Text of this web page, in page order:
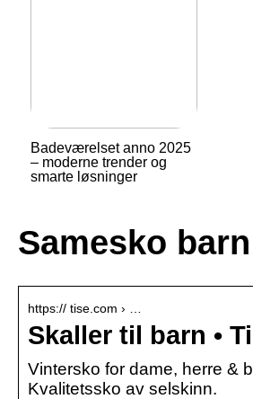
Badeværelset anno 2025
– moderne trender og
smarte løsninger
Samesko barn
https:// tise.com › …
Skaller til barn •
Vintersko for dame, herre &
Kvalitetssko av selskinn.